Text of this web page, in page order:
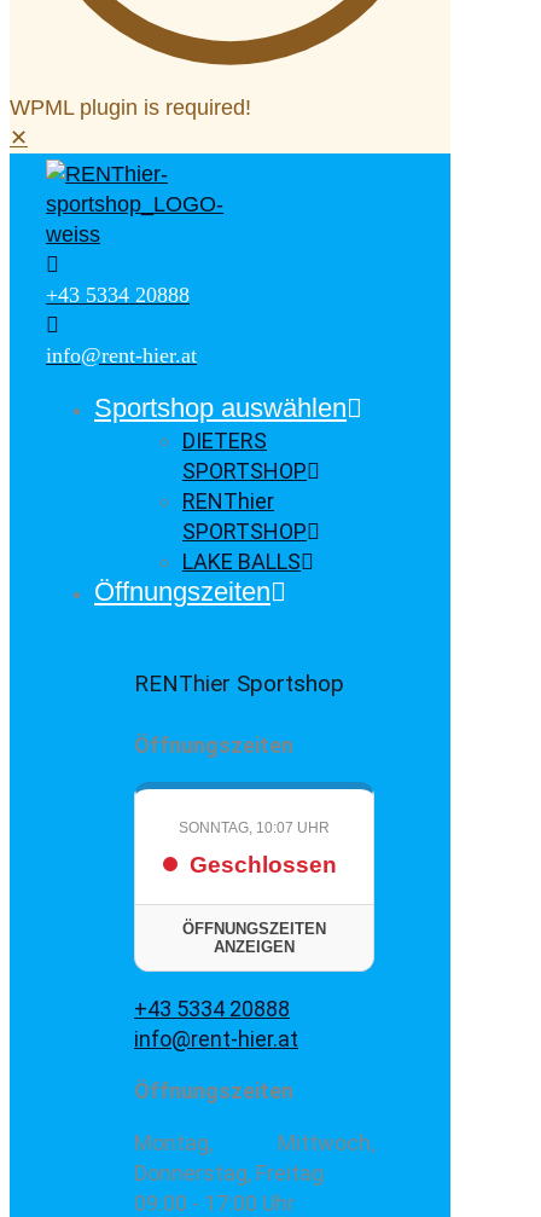
WPML plugin is required!
✕
+43 5334 20888
info@rent-hier.at
Sportshop auswählen
DIETERS
SPORTSHOP
RENThier
SPORTSHOP
LAKE BALLS
Öffnungszeiten
RENThier Sportshop
Öffnungszeiten
SONNTAG, 10:07 UHR
Geschlossen
ÖFFNUNGSZEITEN
ANZEIGEN
+43 5334 20888
info@rent-hier.at
Öffnungszeiten
Montag, Mittwoch,
Donnerstag, Freitag
09:00 - 17:00 Uhr